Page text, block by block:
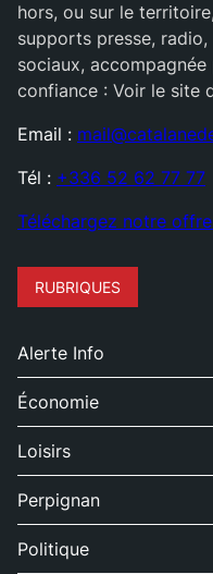
hors, ou sur le
supports presse,
sociaux,
confiance : Voir le site
Email :
Tél : +336 52 62 77 77
Téléchargez notre
RUBRIQUES
Alerte Info
Économie
Loisirs
Perpignan
Politique